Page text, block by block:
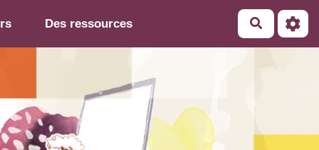
Des ressources